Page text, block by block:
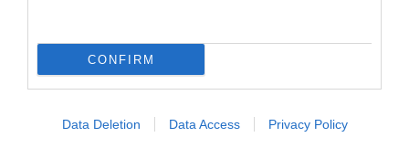
CONFIRM
Data Deletion Data Access Privacy Policy
ΧΑΡΤΟΝΙ GLITTER 50 X
ΚΟΚΚΙΝΟ
Διαθέσιμο
ΧΑΡΤΟΝΙ GLITTER 50 X
ΧΡΥΣΟ
Διαθέσιμο